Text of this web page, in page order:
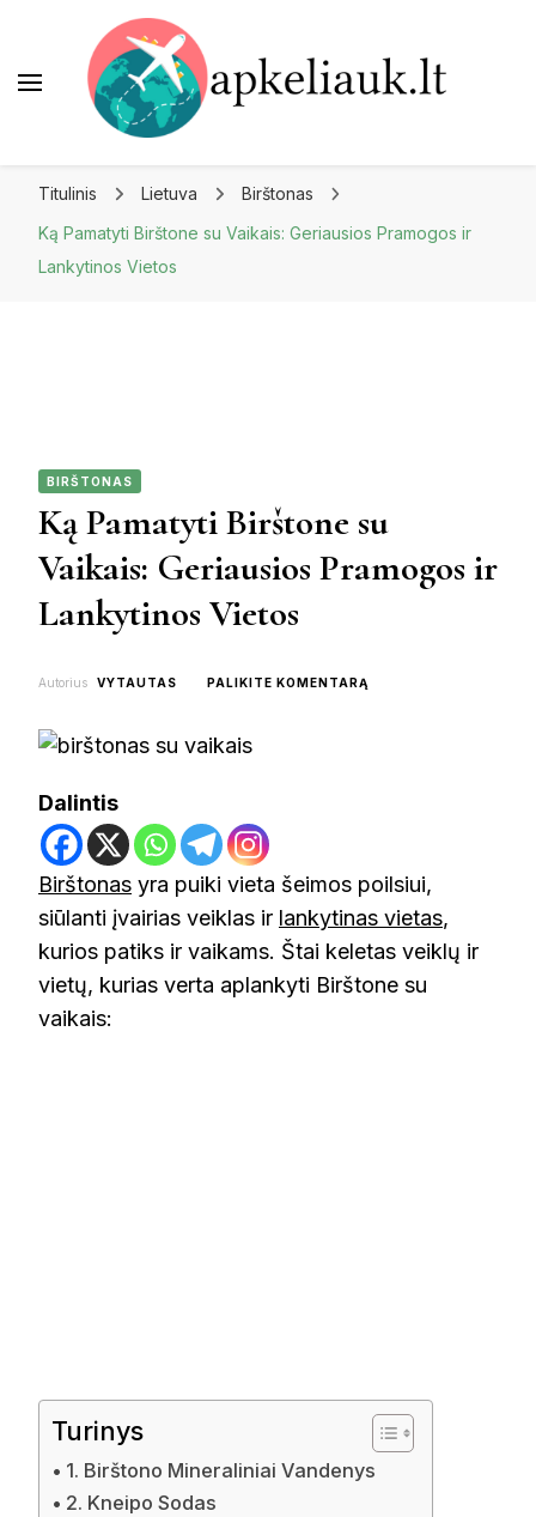
Titulinis Lietuva
Birštonas
Ką Pamatyti Birštone su Vaikais: Geriausios Pramogos ir
Lankytinos Vietos
BIRŠTONAS
Ką Pamatyti Birštone su
Vaikais: Geriausios Pramogos ir
Lankytinos Vietos
Autorius VYTAUTAS PALIKITE KOMENTARĄ
LANKYTINOS
Dalintis
Birštonas yra puiki vieta šeimos poilsiui,
siūlanti įvairias veiklas ir lankytinas vietas,
kurios patiks ir vaikams. Štai keletas veiklų ir
vietų, kurias verta aplankyti Birštone su
vaikais:
Turinys
1. Birštono Mineraliniai Vandenys
2. Kneipo Sodas